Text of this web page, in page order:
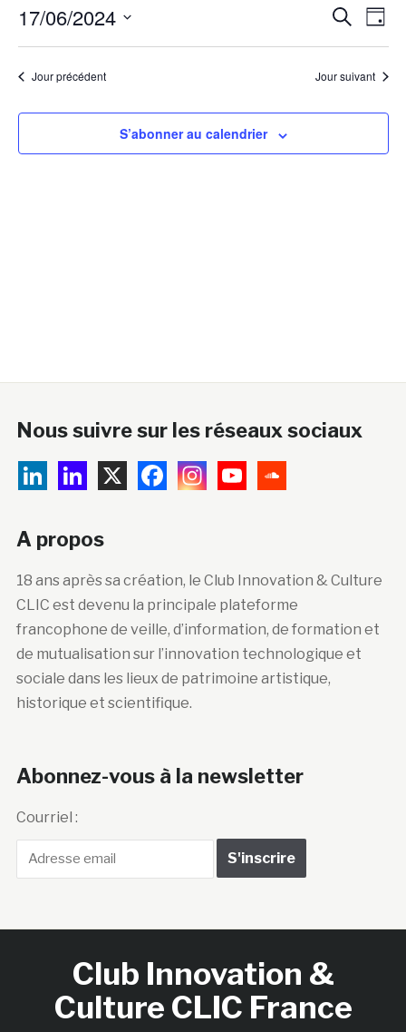
et
de
Jour
17/06/2024
Sélectionnez
uneJour précédent Jour suivant
S’abonner au calendrier
Nous suivre sur les réseaux sociaux
A propos
18 ans après sa création, le Club Innovation & Culture
CLIC est devenu la principale plateforme
francophone de veille, d’information, de formation et
de mutualisation sur l’innovation technologique et
sociale dans les lieux de patrimoine artistique,
historique et scientifique.
Abonnez-vous à la newsletter
Courriel :
Club Innovation &
Culture CLIC France